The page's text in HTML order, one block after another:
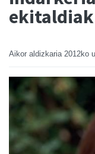
ekitaldiak
Aikor aldizkaria 2012ko